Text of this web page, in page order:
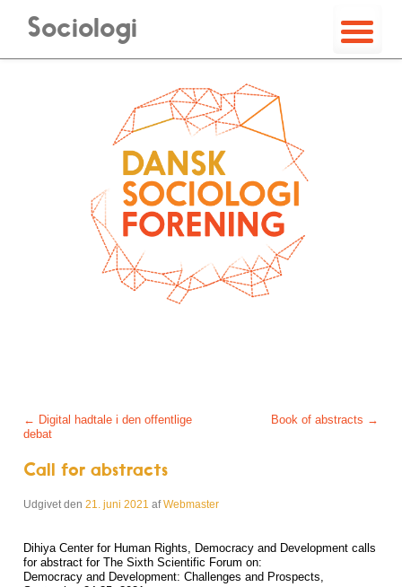
Sociologi
Post navigation Book of abstracts →
← Digital hadtale i den offentlige
debat
Call for abstracts
Udgivet den 21. juni 2021 afWebmaster
Dihiya Center for Human Rights, Democracy and Development calls
for abstract for The Sixth Scientific Forum on:
Democracy and Development: Challenges and Prospects,